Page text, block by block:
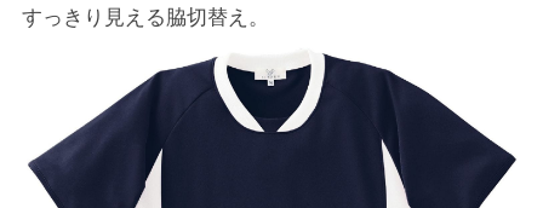
すっきり見える脇切替え。